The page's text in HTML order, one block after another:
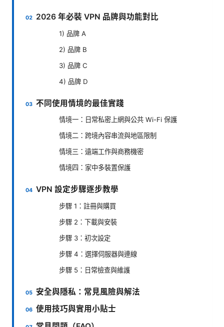
2026 年必裝 VPN 品牌與功能對比
1) 品牌 A
2) 品牌 B
3) 品牌 C
4) 品牌 D
不同使用情境的最佳實踐
情境一：日常私密上網與公共 Wi-Fi 保護
情境二：跨境內容串流與地區限制
情境三：遠端工作與商務機密
情境四：家中多裝置保護
VPN 設定步驟逐步教學
步驟 1：註冊與購買
步驟 2：下載與安裝
步驟 3：初次設定
步驟 4：選擇伺服器與連線
步驟 5：日常檢查與維護
安全與隱私：常見風險與解法
使用技巧與實用小貼士